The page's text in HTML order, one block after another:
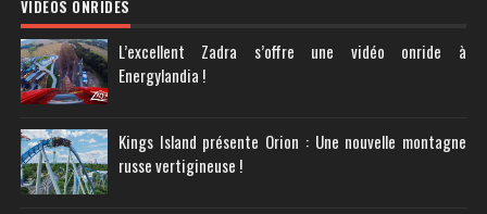
VIDÉOS ONRIDES
L’excellent Zadra s’offre une vidéo onride à
Energylandia !
Kings Island présente Orion : Une nouvelle montagne
russe vertigineuse !